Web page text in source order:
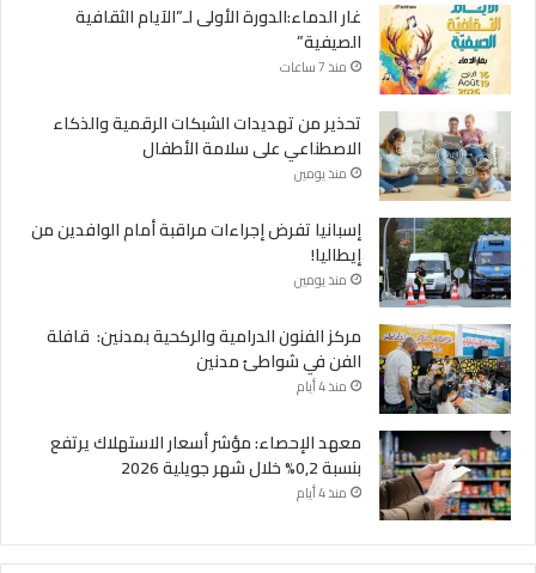
غار الدماء:الدورة الأولى لـ”الآيام الثقافية
الصيفية”
منذ 7 ساعات
تحذير من تهديدات الشبكات الرقمية والذكاء
الاصطناعي على سلامة الأطفال
منذ يومين
إسبانيا تفرض إجراءات مراقبة أمام الوافدين من
إيطاليا!
منذ يومين
مركز الفنون الدرامية والركحية بمدنين: قافلة
الفن في شواطئ مدنين
منذ 4 أيام
معهد الإحصاء: مؤشر أسعار الاستهلاك يرتفع
بنسبة 0,2% خلال شهر جويلية 2026
منذ 4 أيام